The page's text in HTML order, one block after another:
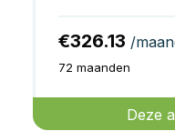
€326.13 /
72 maanden
Deze